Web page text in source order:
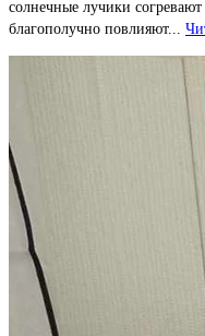
солнечные лучики
благополучно повлияют...